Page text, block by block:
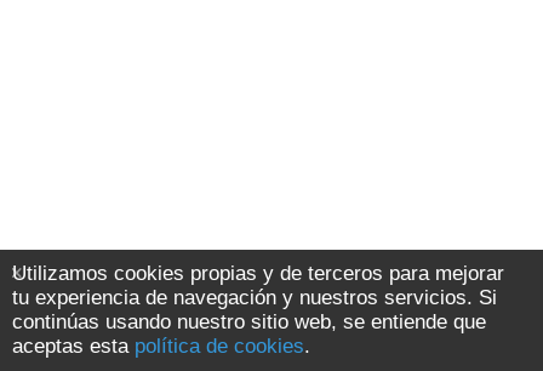
Utilizamos cookies propias y de terceros para mejorar
tu experiencia de navegación y nuestros servicios. Si
continúas usando nuestro sitio web, se entiende que
aceptas esta política de cookies.